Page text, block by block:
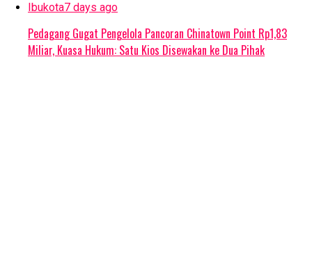
Ibukota7 days ago
Pedagang Gugat Pengelola Pancoran Chinatown Point Rp1,83
Miliar, Kuasa Hukum: Satu Kios Disewakan ke Dua Pihak